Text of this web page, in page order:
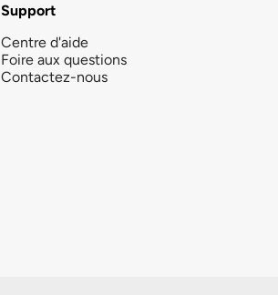
Support
Centre d'aide
Foire aux questions
Contactez-nous